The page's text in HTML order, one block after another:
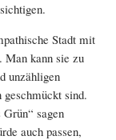
Stadt mit
Man kann sie zu
unzähligen
sind.
sagen
auch passen,